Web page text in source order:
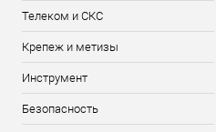
Телеком и СКС
Крепеж и метизы
Инструмент
Безопасность